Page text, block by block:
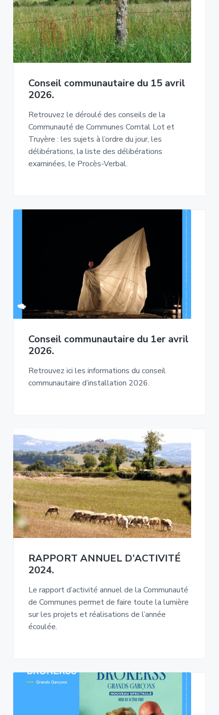
Conseil communautaire du 15 avril
2026.
Retrouvez le déroulé des conseils de la
Communauté de Communes Comtal Lot et
Truyère : les sujets à l’ordre du jour, les
délibérations, la liste des délibérations
examinées, le Procès-Verbal.
Conseil communautaire du 1er avril
2026.
Retrouvez ici les informations du conseil
communautaire d’installation 2026.
RAPPORT ANNUEL D’ACTIVITÉ
2024.
Le rapport d’activité annuel de la Communauté
de Communes permet de faire toute la lumière
sur les projets et réalisations de l’année
écoulée.